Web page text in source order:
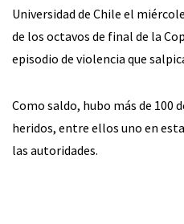
Universidad de Chile el
de los octavos de final de la
episodio de violencia que
Como saldo, hubo más de 100
heridos, entre ellos uno en
las autoridades.